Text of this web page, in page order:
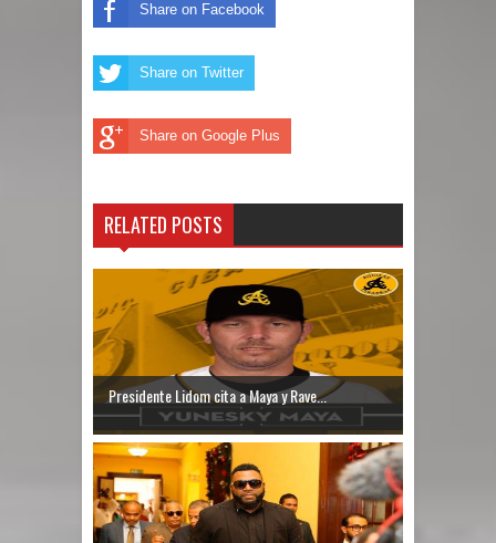
Share on Facebook
Share on Twitter
Share on Google Plus
RELATED POSTS
Presidente Lidom cita a Maya y Rave...